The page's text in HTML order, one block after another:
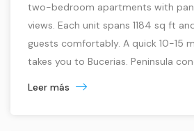
two-bedroom apartments with
views. Each unit spans 1184 sq ft
guests comfortably. A quick 10-15
takes you to Bucerias. Peninsula
Leer más